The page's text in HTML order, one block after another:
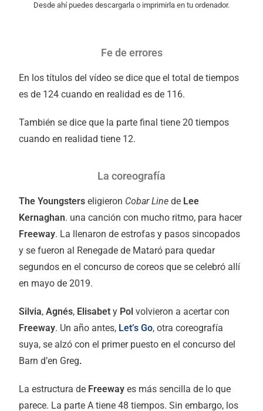
Desde ahí puedes descargarla o imprimirla en tu ordenador.
Fe de errores
En los títulos del vídeo se dice que el total de tiempos
es de 124 cuando en realidad es de 116.
También se dice que la parte final tiene 20 tiempos
cuando en realidad tiene 12.
La coreografía
The Youngsters eligieron Cobar Line de Lee
Kernaghan. una canción con mucho ritmo, para hacer
Freeway. La llenaron de estrofas y pasos sincopados
y se fueron al Renegade de Mataró para quedar
segundos en el concurso de coreos que se celebró allí
en mayo de 2019.
Silvia,Agnés, Elisabet y Polvolvieron a acertar con
Freeway. Un año antes, Let’s Go, otra coreografía
suya, se alzó con el primer puesto en el concurso del
Barn d’en Greg.
La estructura de Freewayes más sencilla de lo que
parece. La parte A tiene 48 tiempos. Sin embargo, los